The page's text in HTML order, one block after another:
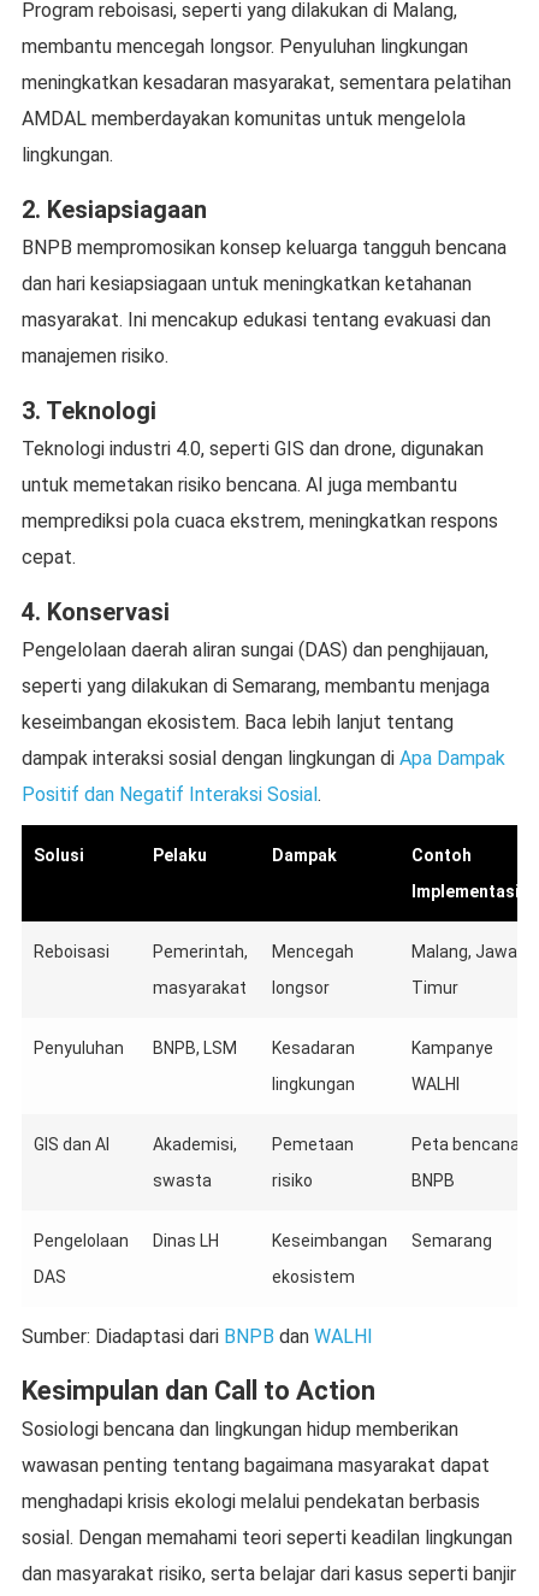
Program reboisasi, seperti yang dilakukan di Malang,
membantu mencegah longsor. Penyuluhan lingkungan
meningkatkan kesadaran masyarakat, sementara pelatihan
AMDAL memberdayakan komunitas untuk mengelola
lingkungan.
2. Kesiapsiagaan
BNPB mempromosikan konsep keluarga tangguh bencana
dan hari kesiapsiagaan untuk meningkatkan ketahanan
masyarakat. Ini mencakup edukasi tentang evakuasi dan
manajemen risiko.
3. Teknologi
Teknologi industri 4.0, seperti GIS dan drone, digunakan
untuk memetakan risiko bencana. AI juga membantu
memprediksi pola cuaca ekstrem, meningkatkan respons
cepat.
4. Konservasi
Pengelolaan daerah aliran sungai (DAS) dan penghijauan,
seperti yang dilakukan di Semarang, membantu menjaga
keseimbangan ekosistem. Baca lebih lanjut tentang
dampak interaksi sosial dengan lingkungan di Apa Dampak
Positif dan Negatif Interaksi Sosial.
Solusi Pelaku Dampak
Contoh
Implementasi
Reboisasi
Pemerintah,
masyarakat
Mencegah
longsor
Malang, Jawa
Timur
Penyuluhan BNPB, LSM
Kesadaran
lingkungan
Kampanye
WALHI
GIS dan AI
Akademisi,
swasta
Pemetaan
risiko
Peta bencana
BNPB
Pengelolaan
DAS
Dinas LH
Keseimbangan
ekosistem
Semarang
Sumber: Diadaptasi dari BNPB dan WALHI
Kesimpulan dan Call to Action
Sosiologi bencana dan lingkungan hidup memberikan
wawasan penting tentang bagaimana masyarakat dapat
menghadapi krisis ekologi melalui pendekatan berbasis
sosial. Dengan memahami teori seperti keadilan lingkungan
dan masyarakat risiko, serta belajar dari kasus seperti banjir